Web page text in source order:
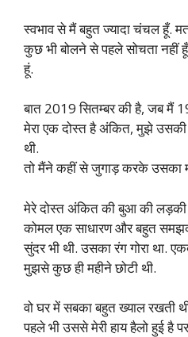
स्वभाव से मैं बहुत ज्यादा चंचल हूँ.
कुछ भी बोलने से पहले सोचता नहीं
हूं.
बात 2019 सितम्बर की है, जब मैं
मेरा एक दोस्त है अंकित, मुझे
थी.
तो मैंने कहीं से जुगाड़ करके उसका
मेरे दोस्त अंकित की बुआ की लड़की
कोमल एक साधारण और बहुत
सुंदर भी थी. उसका रंग गोरा था.
मुझसे कुछ ही महीने छोटी थी.
वो घर में सबका बहुत ख्याल रखती
पहले भी उससे मेरी हाय हैलो हुई है